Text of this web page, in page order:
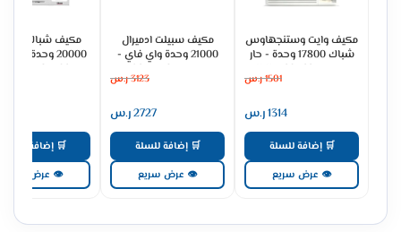
مكيف وايت وستنجهاوس
شباك 17800 وحدة - حار
1501ر.س
1314ر.س
🛒 إضافة للسلة
👁 عرض سريع
مكيف سبيلت ادميرال
21000 وحدة واي فاي -
3123ر.س
2727ر.س
🛒 إضافة للسلة
👁 عرض سريع
مكيف شباك
20000 وحدة
🛒 إضافة للسلة
👁 عرض سريع